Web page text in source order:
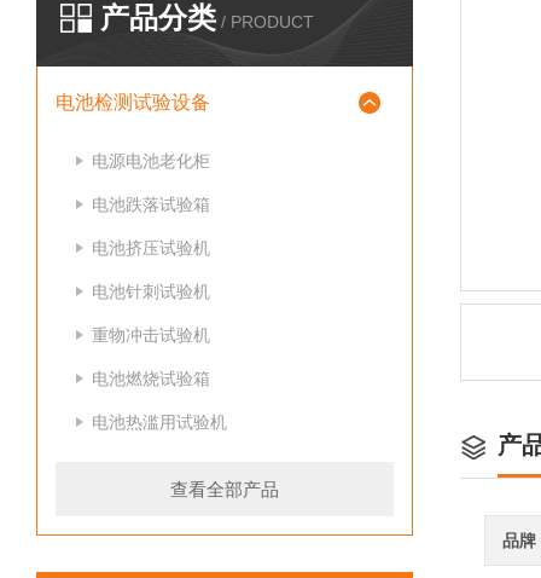
产品分类 / PRODUCT
电池检测试验设备
电源电池老化柜
电池跌落试验箱
电池挤压试验机
电池针刺试验机
重物冲击试验机
电池燃烧试验箱
电池热滥用试验机
查看全部产品
产
品牌